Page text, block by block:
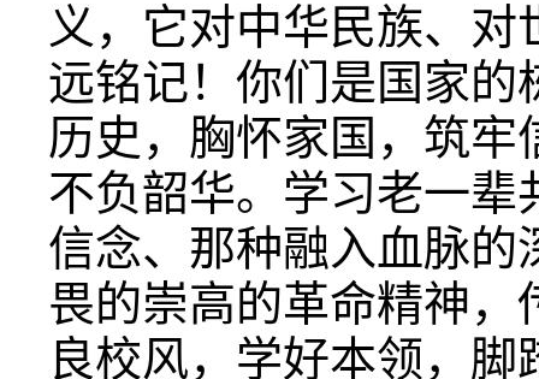
义，它对中华民族、
远铭记！你们是国家的
历史，胸怀家国，筑
不负韶华。学习老一
信念、那种融入血脉的
畏的崇高的革命精神
良校风，学好本领，